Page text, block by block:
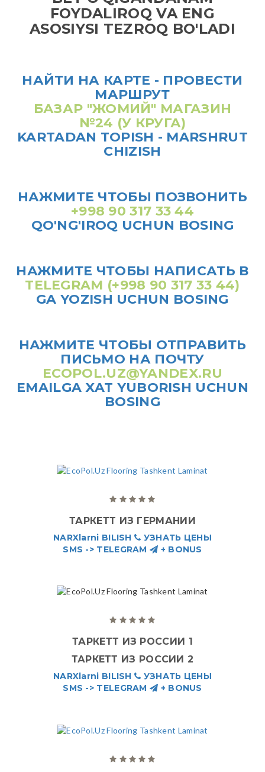
FOYDALIROQ VA ENG
ASOSIYSI TEZROQ BO'LADI
НАЙТИ НА КАРТЕ - ПРОВЕСТИ
МАРШРУТ
БАЗАР "ЖОМИЙ" МАГАЗИН
№24 (У КРУГА)
KARTADAN TOPISH - MARSHRUT
CHIZISH
НАЖМИТЕ ЧТОБЫ ПОЗВОНИТЬ
+998 90 317 33 44
QO'NG'IROQ UCHUN BOSING
НАЖМИТЕ ЧТОБЫ НАПИСАТЬ В
TELEGRAM (+998 90 317 33 44)
GA YOZISH UCHUN BOSING
НАЖМИТЕ ЧТОБЫ ОТПРАВИТЬ
ПИСЬМО НА ПОЧТУ
ECOPOL.UZ@YANDEX.RU
EMAILGA XAT YUBORISH UCHUN
BOSING
ТАРКЕТТ ИЗ ГЕРМАНИИ
NARXlarni BILISH
УЗНАТЬ ЦЕНЫ
SMS -> TELEGRAM
+ BONUS
ТАРКЕТТ ИЗ РОССИИ 1
ТАРКЕТТ ИЗ РОССИИ 2
NARXlarni BILISH
УЗНАТЬ ЦЕНЫ
SMS -> TELEGRAM
+ BONUS